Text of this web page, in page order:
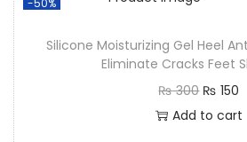
-50%
Silicone Moisturizing Gel Heel
Eliminate Cracks Feet
₨300 ₨ 150
Add to cart